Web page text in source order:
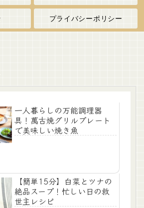
プライバシーポリシー
一人暮らしの万能調理器
具！萬古焼グリルプレート
で美味しい焼き魚
【簡単15分】白菜とツナの
絶品スープ！忙しい日の救
世主レシピ